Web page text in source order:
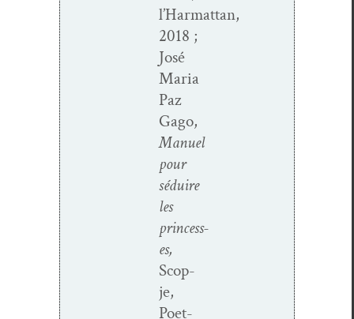
l’Harmattan,
2018 ;
José
Maria
Paz
Gago,
Manuel
pour
séduire
les
princess­
es,
Scop­
je,
Poet­